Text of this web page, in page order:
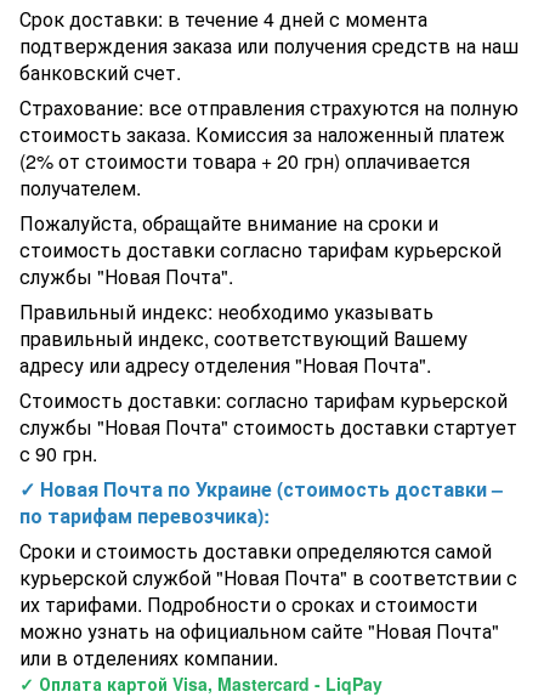
Срок доставки: в течение 4 дней с момента
подтверждения заказа или получения средств на наш
банковский счет.
Страхование: все отправления страхуются на полную
стоимость заказа. Комиссия за наложенный платеж
(2% от стоимости товара + 20 грн) оплачивается
получателем.
Пожалуйста, обращайте внимание на сроки и
стоимость доставки согласно тарифам курьерской
службы "Новая Почта".
Правильный индекс: необходимо указывать
правильный индекс, соответствующий Вашему
адресу или адресу отделения "Новая Почта".
Стоимость доставки: согласно тарифам курьерской
службы "Новая Почта" стоимость доставки стартует
с 90 грн.
✓ Новая Почта по Украине (стоимость доставки –
по тарифам перевозчика):
Сроки и стоимость доставки определяются самой
курьерской службой "Новая Почта" в соответствии с
их тарифами. Подробности о сроках и стоимости
можно узнать на официальном сайте "Новая Почта"
или в отделениях компании.
✓ Оплата картой Visa, Mastercard - LiqPay